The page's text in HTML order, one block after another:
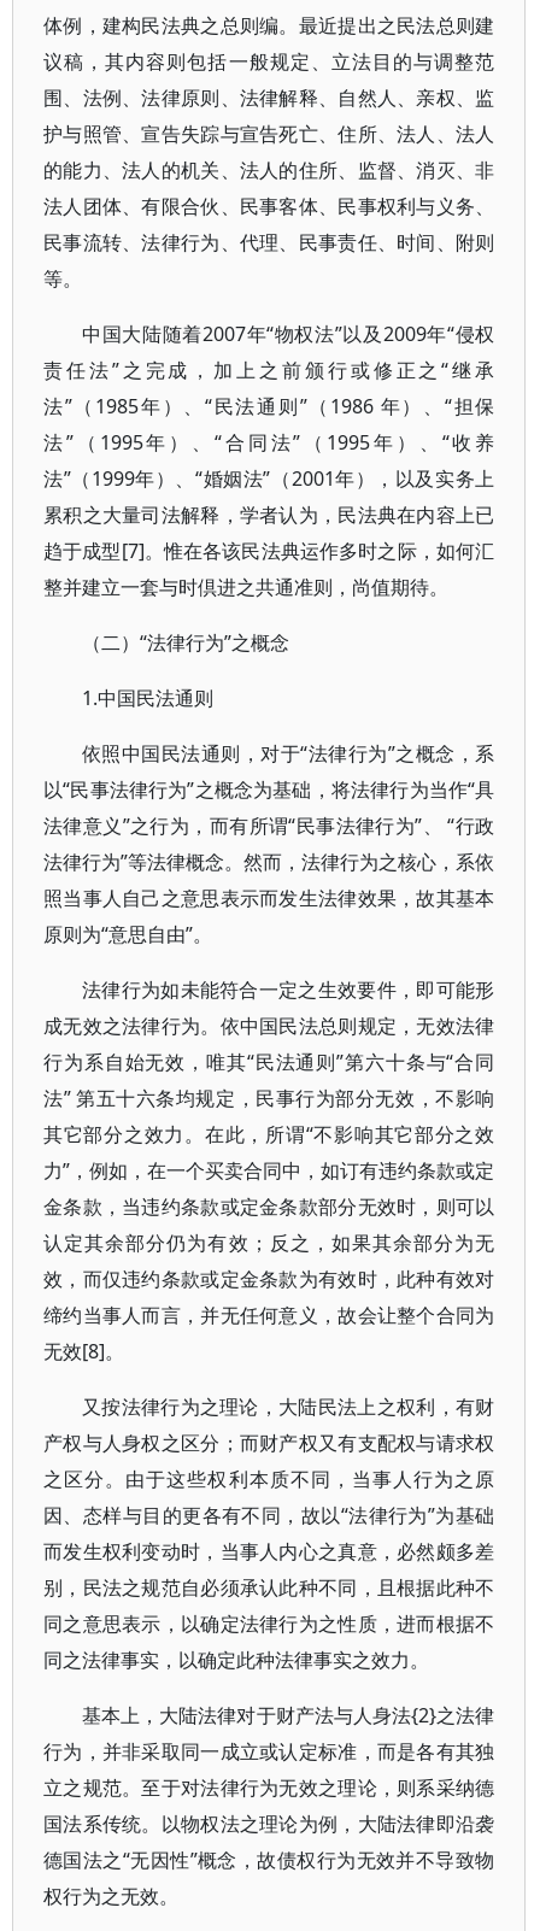
体例，建构民法典之总则编。最近提出之民法总则建
议稿，其内容则包括一般规定、立法目的与调整范
围、法例、法律原则、法律解释、自然人、亲权、监
护与照管、宣告失踪与宣告死亡、住所、法人、法人
的能力、法人的机关、法人的住所、监督、消灭、非
法人团体、有限合伙、民事客体、民事权利与义务、
民事流转、法律行为、代理、民事责任、时间、附则
等。
中国大陆随着2007年“物权法”以及2009年“侵权
责任法”之完成，加上之前颁行或修正之“继承
法”（1985年）、“民法通则”（1986 年）、“担保
法”（1995年）、“合同法”（1995年）、“收养
法”（1999年）、“婚姻法”（2001年），以及实务上
累积之大量司法解释，学者认为，民法典在内容上已
趋于成型[7]。惟在各该民法典运作多时之际，如何汇
整并建立一套与时倶进之共通准则，尚值期待。
（二）“法律行为”之概念
1.中国民法通则
依照中国民法通则，对于“法律行为”之概念，系
以“民事法律行为”之概念为基础，将法律行为当作“具
法律意义”之行为，而有所谓“民事法律行为”、 “行政
法律行为”等法律概念。然而，法律行为之核心，系依
照当事人自己之意思表示而发生法律效果，故其基本
原则为“意思自由”。
法律行为如未能符合一定之生效要件，即可能形
成无效之法律行为。依中国民法总则规定，无效法律
行为系自始无效，唯其“民法通则”第六十条与“合同
法” 第五十六条均规定，民事行为部分无效，不影响
其它部分之效力。在此，所谓“不影响其它部分之效
力”，例如，在一个买卖合同中，如订有违约条款或定
金条款，当违约条款或定金条款部分无效时，则可以
认定其余部分仍为有效；反之，如果其余部分为无
效，而仅违约条款或定金条款为有效时，此种有效对
缔约当事人而言，并无任何意义，故会让整个合同为
无效[8]。
又按法律行为之理论，大陆民法上之权利，有财
产权与人身权之区分；而财产权又有支配权与请求权
之区分。由于这些权利本质不同，当事人行为之原
因、态样与目的更各有不同，故以“法律行为”为基础
而发生权利变动时，当事人内心之真意，必然颇多差
别，民法之规范自必须承认此种不同，且根据此种不
同之意思表示，以确定法律行为之性质，进而根据不
同之法律事实，以确定此种法律事实之效力。
基本上，大陆法律对于财产法与人身法{2}之法律
行为，并非采取同一成立或认定标准，而是各有其独
立之规范。至于对法律行为无效之理论，则系采纳德
国法系传统。以物权法之理论为例，大陆法律即沿袭
德国法之“无因性”概念，故债权行为无效并不导致物
权行为之无效。